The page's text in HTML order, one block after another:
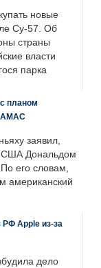
новые
Су-57. Об
страны
власти
парка
планом
заявил,
США Дональдом
его словам,
американский
Apple из-за
дело